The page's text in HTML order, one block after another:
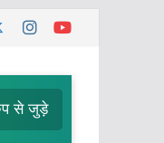
से जुड़े